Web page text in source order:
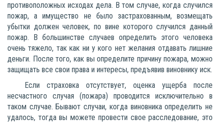
противоположных исходах дела. В том случае, когда случился
пожар, а имущество не было застрахованным, возмещать
убытки должен человек, по вине которого случился данный
пожар. В большинстве случаев определить этого человека
очень тяжело, так как ни у кого нет желания отдавать лишние
деньги. После того, как вы определите причину пожара, можно
защищать все свои права и интересы, предъявив виновнику иск.
Если страховка отсутствует, оценка ущерба после
несчастного случая (пожара) проводится исключительно в
таком случае. Бывают случаи, когда виновника определить не
удалось, тогда вы можете провести свое расследование, это